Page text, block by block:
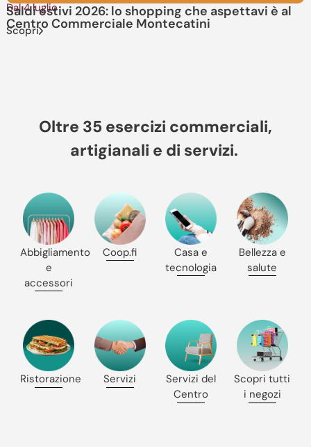
Dal 4 luglio
Saldi estivi 2026: lo shopping che aspettavi è al
Centro Commerciale Montecatini
Scopri
Oltre 35 esercizi commerciali,
artigianali e di servizi.
Abbigliamento
e
accessori
Coop.fi
Casa e
tecnologia
Bellezza e
salute
Ristorazione Servizi
Servizi del
Centro
Scopri tutti
i negozi